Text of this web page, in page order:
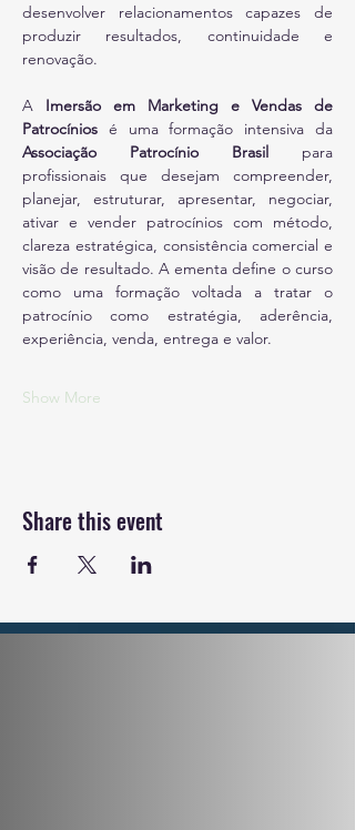
desenvolver relacionamentos capazes de
produzir resultados, continuidade e
renovação.
A Imersão em Marketing e Vendas de
Patrocínios
Associação Patrocínio Brasil para
profissionais que desejam compreender,
planejar, estruturar, apresentar, negociar,
ativar e vender patrocínios com método,
clareza estratégica, consistência comercial e
visão de resultado. A ementa define o curso
como uma formação voltada a tratar o
patrocínio como estratégia, aderência,
experiência, venda, entrega e valor.
Show More
Share this event